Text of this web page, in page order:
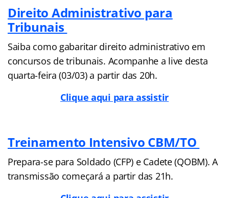
Direito Administrativo para
Tribunais
Saiba como gabaritar direito administrativo em
concursos de tribunais. Acompanhe a live desta
quarta-feira (03/03) a partir das 20h.
Clique aqui para assistir
Treinamento Intensivo CBM/TO
Prepara-se para Soldado (CFP) e Cadete (QOBM). A
transmissão começará a partir das 21h.